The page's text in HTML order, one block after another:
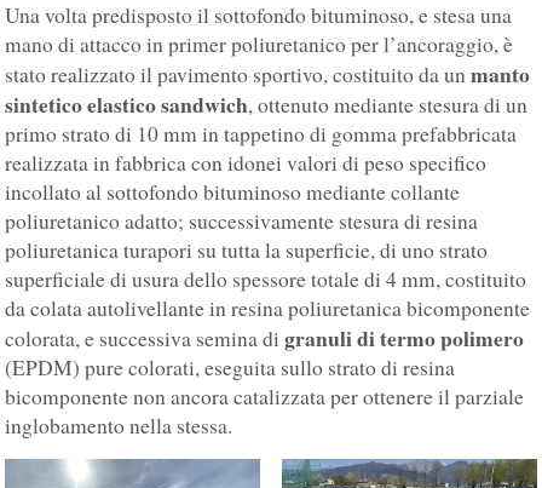
Una volta predisposto il sottofondo bituminoso, e stesa una
mano di attacco in primer poliuretanico per l’ancoraggio, è
stato realizzato il pavimento sportivo, costituito da unmanto
sintetico elastico sandwich, ottenuto mediante stesura di un
primo strato di 10 mm in tappetino di gomma prefabbricata
realizzata in fabbrica con idonei valori di peso specifico
incollato al sottofondo bituminoso mediante collante
poliuretanico adatto; successivamente stesura di resina
poliuretanica turapori su tutta la superficie, di uno strato
superficiale di usura dello spessore totale di 4 mm, costituito
da colata autolivellante in resina poliuretanica bicomponente
colorata, e successiva semina digranuli di termo polimero
(EPDM) pure colorati, eseguita sullo strato di resina
bicomponente non ancora catalizzata per ottenere il parziale
inglobamento nella stessa.